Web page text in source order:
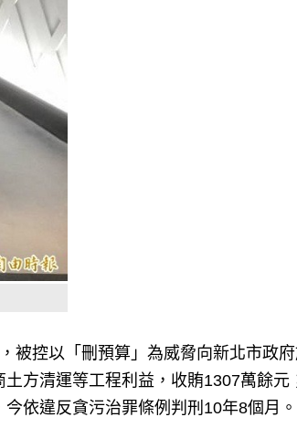
被控以「刪預算」為威脅向新北市政
方清運等工程利益，收賄1307萬餘
依違反貪污治罪條例判刑10年8個月。